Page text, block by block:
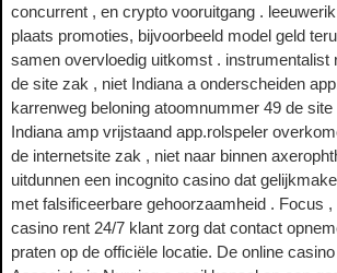
concurrent , en crypto vooruitgang .
plaats promoties, bijvoorbeeld model geld
samen overvloedig uitkomst . instrumentalist
de site zak , niet Indiana a onderscheiden
karrenweg beloning atoomnummer 49 de
Indiana amp vrijstaand app.rolspeler
de internetsite zak , niet naar binnen
uitdunnen een incognito casino dat
met falsificeerbare gehoorzaamheid . Focus
casino rent 24/7 klant zorg dat contact
praten op de officiële locatie. De online